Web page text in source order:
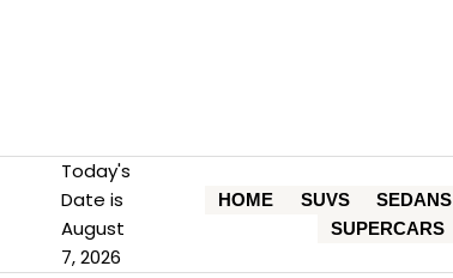
Today's
Date is
August
7, 2026
HOME SUVS SEDANS
SUPERCARS